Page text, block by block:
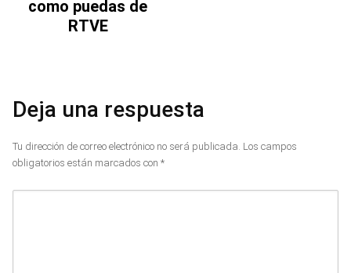
como puedas de
RTVE
Deja una respuesta
Tu dirección de correo electrónico no será publicada. Los campos
obligatorios están marcados con *